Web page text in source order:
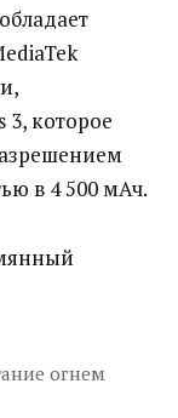
которое
в 4 500 мАч.
огнем